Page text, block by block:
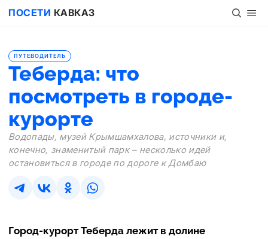
ПОСЕТИ КАВКАЗ
Теберда: что
посмотреть в городе-
курорте
ПУТЕВОДИТЕЛЬ
Водопады, музей Крымшамхалова, источники и,
конечно, знаменитый парк – несколько идей
остановиться в городе по дороге к Домбаю
Город-курорт Теберда лежит в долине